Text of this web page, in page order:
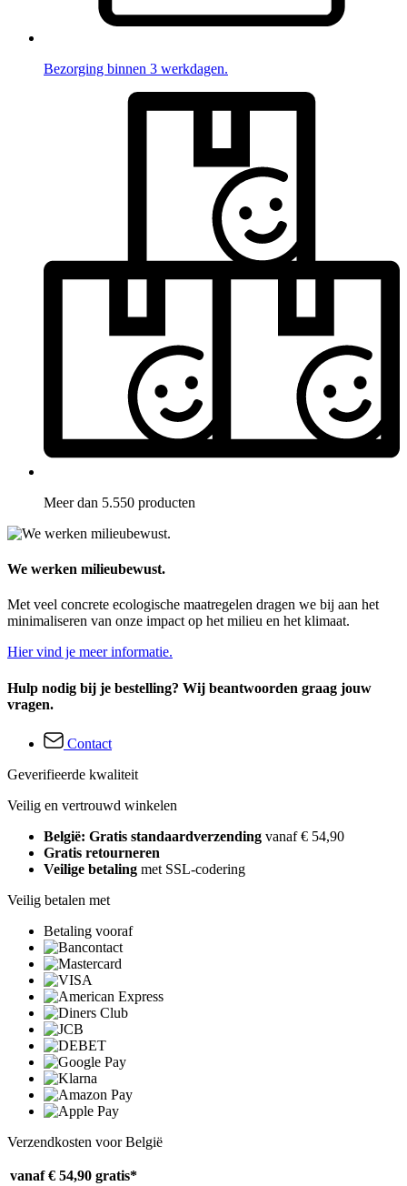
Bezorging binnen 3 werkdagen.
Meer dan 5.550 producten
We werken milieubewust.
Met veel concrete ecologische maatregelen dragen we bij aan het
minimaliseren van onze impact op het milieu en het klimaat.
Hier vind je meer informatie.
Hulp nodig bij je bestelling? Wij beantwoorden graag jouw
vragen.
Contact
Geverifieerde kwaliteit
Veilig en vertrouwd winkelen
België: Gratis standaardverzending vanaf € 54,90
Gratis retourneren
Veilige betaling met SSL-codering
Veilig betalen met
Betaling vooraf
Verzendkosten voor België
vanaf € 54,90 gratis*